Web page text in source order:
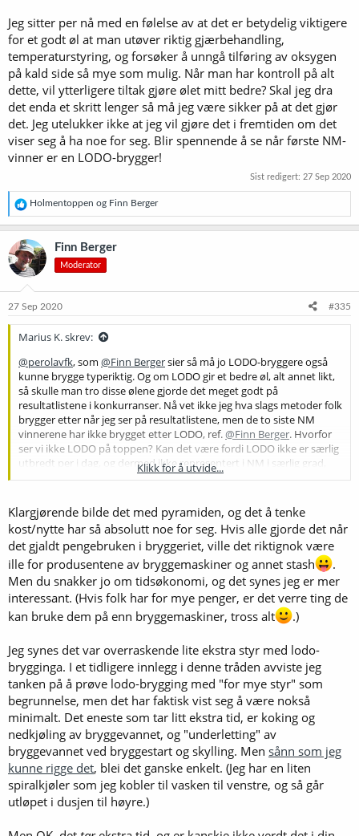
Jeg sitter per nå med en følelse av at det er betydelig viktigere
for et godt øl at man utøver riktig gjærbehandling,
temperaturstyring, og forsøker å unngå tilføring av oksygen
på kald side så mye som mulig. Når man har kontroll på alt
dette, vil ytterligere tiltak gjøre ølet mitt bedre? Skal jeg dra
det enda et skritt lenger så må jeg være sikker på at det gjør
det. Jeg utelukker ikke at jeg vil gjøre det i fremtiden om det
viser seg å ha noe for seg. Blir spennende å se når første NM-
vinner er en LODO-brygger!
Sist redigert: 27 Sep 2020
R
e
a
k
s
j
o
e
Holmentoppen og Finn Berger
Finn Berger
Moderator
27 Sep 2020 #335
Marius K. skrev:
@perolavfk, som @Finn Bergersier så må jo LODO-bryggere også
kunne brygge typeriktig. Og om LODO gir et bedre øl, alt annet likt,
så skulle man tro disse ølene gjorde det meget godt på
resultatlistene i konkurranser. Nå vet ikke jeg hva slags metoder folk
brygger etter når jeg ser på resultatlistene, men de to siste NM
vinnerene har ikke brygget etter LODO, ref.@Finn Berger. Hvorfor
ser vi ikke LODO på toppen? Kan det være fordi LODO ikke er særlig
utbredt per i dag, og dermed ikke representert i NM i særlig grad,
eller kan det være fordi det faktisk er andre faktorer som er viktigere
Jeg tror Finn er inne på det når han påpeker dette med viktigheten
av god gjæring. Min tur til å drodle litt; man kan se for seg en
pyramide med tiltak/metoder når man brygger øl, desto høyere
opp i pyramiden man kommer - jo bedre kvalitet på ølen får man ut
i andre enden. I bunnen av pyramiden så gjærer man vørter på aller
enkleste måte. Man benytter ikke temperaturstyring, man bryr seg
ikke om hvor mye gjær man tilsetter osv. Jo lenger opp i pyramiden
man kommer, jo flere tiltak setter man inn; temperaturstyring, riktig
Og så har man kanskje LODO helt på toppen? Etter hvert som man
beveger seg oppover i pyramiden så må man også ta hensyn til en
slags kost/nytte funksjon - både hva tid angår, og kostnader (nå
generaliserer jeg en del her da, bare så det er sagt). Denne
funksjonen er så klart ulik fra person til person. Nå er jeg på særs
tynn is, men basert på det lille jeg har fått med meg av LODO så
virker det å være enkelte tiltak som innebærer ekstra tid på
bryggedagen. I min nyttefunksjon, hvor jeg har begrenset tid til å
brygge da jeg har to små barn, vil ikke slike tiltak gi meg nok nytte til
at jeg ønsker å gjennomføre dette da tidsfaktoren er viktig for meg. I
hvert fall ikke uten at jeg vet det gir merkbare resultater!
Klikk for å utvide...
Klargjørende bilde det med pyramiden, og det å tenke
kost/nytte har så absolutt noe for seg. Hvis alle gjorde det når
det gjaldt pengebruken i bryggeriet, ville det riktignok være
ille for produsentene av bryggemaskiner og annet stash
.
Men du snakker jo om tidsøkonomi, og det synes jeg er mer
interessant. (Hvis folk har for mye penger, er det verre ting de
kan bruke dem på enn bryggemaskiner, tross alt
.)
Jeg synes det var overraskende lite ekstra styr med lodo-
brygginga. I et tidligere innlegg i denne tråden avviste jeg
tanken på å prøve lodo-brygging med "for mye styr" som
begrunnelse, men det har faktisk vist seg å være nokså
minimalt. Det eneste som tar litt ekstra tid, er koking og
nedkjøling av bryggevannet, og "underletting" av
bryggevannet ved bryggestart og skylling. Men sånn som jeg
kunne rigge det, blei det ganske enkelt. (Jeg har en liten
spiralkjøler som jeg kobler til vasken til venstre, og så går
utløpet i dusjen til høyre.)